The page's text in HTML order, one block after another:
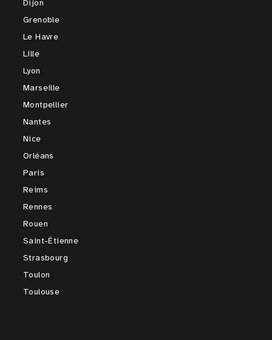
Dijon
Grenoble
Le Havre
Lille
Lyon
Marseille
Montpellier
Nantes
Nice
Orléans
Paris
Reims
Rennes
Rouen
Saint-Étienne
Strasbourg
Toulon
Toulouse